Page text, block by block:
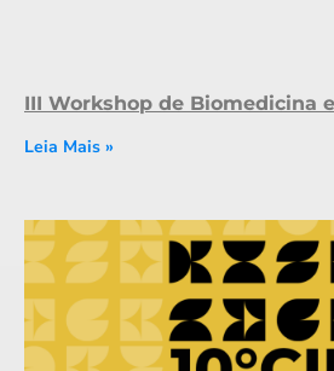
III Workshop de Biomedicina
Leia Mais »